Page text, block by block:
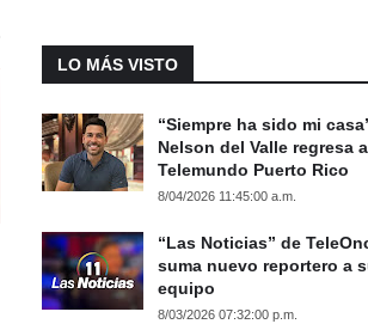
LO MÁS VISTO
“Siempre ha sido mi
Nelson del Valle regresa a
Telemundo Puerto Rico
8/04/2026 11:45:00 a.m.
“Las Noticias” de
suma nuevo reportero a
equipo
8/03/2026 07:32:00 p.m.